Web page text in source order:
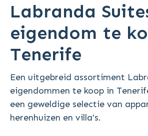
Labranda
eigendom te
Tenerife
Een uitgebreid assortiment
eigendommen te koop in
een geweldige selectie van
herenhuizen en villa's.